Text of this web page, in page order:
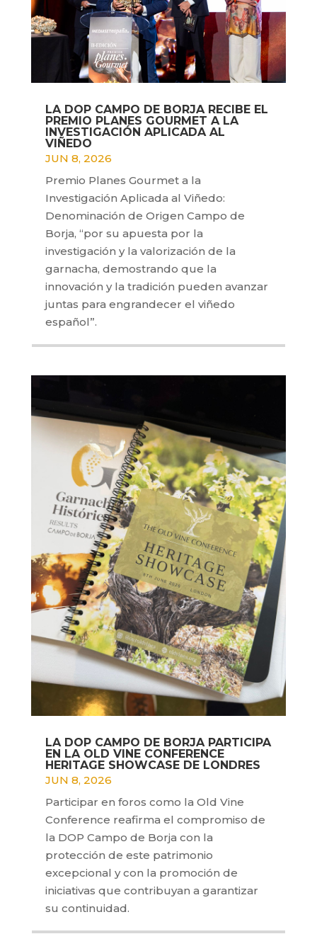
LA DOP CAMPO DE BORJA RECIBE EL
PREMIO PLANES GOURMET A LA
INVESTIGACIÓN APLICADA AL
VIÑEDO
JUN 8, 2026
Premio Planes Gourmet a la
Investigación Aplicada al Viñedo:
Denominación de Origen Campo de
Borja, “por su apuesta por la
investigación y la valorización de la
garnacha, demostrando que la
innovación y la tradición pueden avanzar
juntas para engrandecer el viñedo
español”.
LA DOP CAMPO DE BORJA PARTICIPA
EN LA OLD VINE CONFERENCE
HERITAGE SHOWCASE DE LONDRES
JUN 8, 2026
Participar en foros como la Old Vine
Conference reafirma el compromiso de
la DOP Campo de Borja con la
protección de este patrimonio
excepcional y con la promoción de
iniciativas que contribuyan a garantizar
su continuidad.